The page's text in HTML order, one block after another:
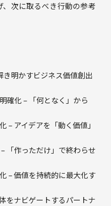
次に取るべき行動の参考
明かすビジネス価値創出
確化 – 「何となく」から
– アイデアを「動く価値」
「作っただけ」で終わらせ
– 価値を持続的に最大化す
をナビゲートするパートナ